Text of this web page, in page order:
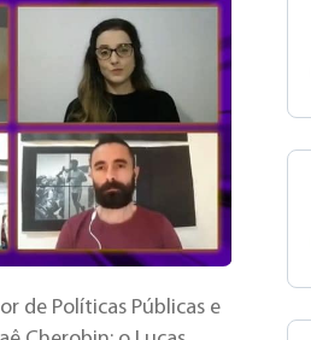
de Políticas Públicas e